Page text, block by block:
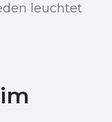
leuchtet